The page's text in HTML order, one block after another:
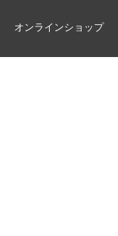
オンラインショップ